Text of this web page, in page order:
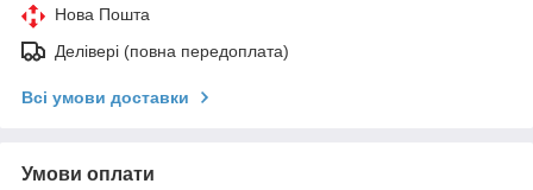
Нова Пошта
Делівері (повна передоплата)
Всі умови доставки
Умови оплати